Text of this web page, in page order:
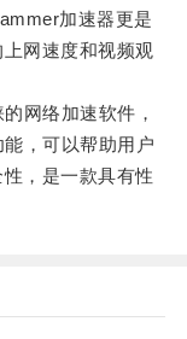
加速器更是
网速度和视频观
网络加速软件，
，可以帮助用户
，是一款具有性